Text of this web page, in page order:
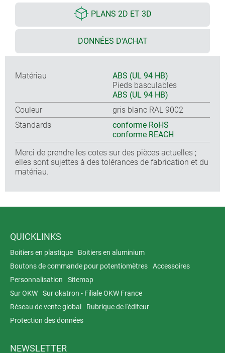
PLANS 2D ET 3D
DONNÉES D'ACHAT
Matériau
ABS (UL 94 HB)
Pieds basculables
ABS (UL 94 HB)
Couleur
gris blanc RAL 9002
Standards
conforme RoHS
conforme REACH
Merci de prendre les cotes sur des pièces actuelles ;
elles sont sujettes à des tolérances de fabrication et du
matériau.
QUICKLINKS
Boitiers en plastique
Boitiers en aluminium
Boutons de commande pour potentiomètres
Accessoires
Personnalisation
Sitemap
Sur OKW
Sur okatron - Filiale OKW France
Réseau de vente global
Rubrique de l'éditeur
Protection des données
NEWSLETTER